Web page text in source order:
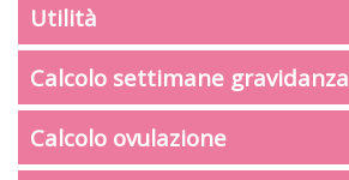
Utilità
Calcolo settimane gravidanza
Calcolo ovulazione